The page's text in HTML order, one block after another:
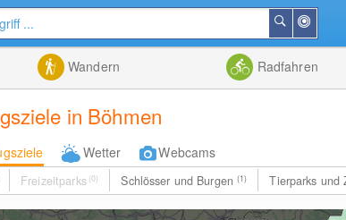
der
Suchen
Wandern Radfahren
in Böhmen
Wetter Webcams
Freizeitparks (0) Schlösser und Burgen(1) Tierparks und